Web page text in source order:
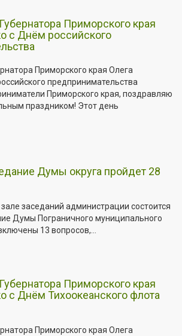
Приморского края
с Днём российского
Приморского края Олега
предпринимательства
Приморского края, поздравляю
праздником! Этот день
Думы округа пройдет 28
заседаний администрации состоится
Думы Пограничного муниципального
13 вопросов,...
Приморского края
с Днём Тихоокеанского флота
Приморского края Олега